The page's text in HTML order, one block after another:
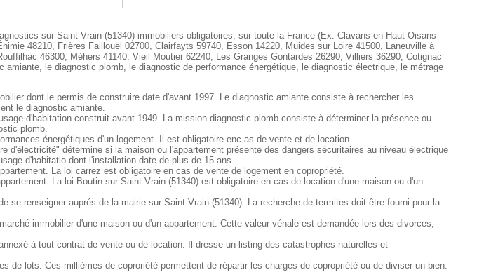
sur Saint Vrain (51340) immobiliers obligatoires, sur toute la France (Ex: Clavans en Haut Oisans
48210, Frières Faillouël 02700, Clairfayts 59740, Esson 14220, Muides sur Loire 41500, Laneuville à
46300, Méhers 41140, Vieil Moutier 62240, Les Granges Gontardes 26290, Villiers 36290, Cotignac
le diagnostic plomb, le diagnostic de performance énergétique, le diagnostic électrique, le métrage
dont le permis de construire date d'avant 1997. Le diagnostic amiante consiste à rechercher les
le diagnostic amiante.
d'habitation construit avant 1949. La mission diagnostic plomb consiste à déterminer la présence ou
plomb.
énergétiques d'un logement. Il est obligatoire enc as de vente et de location.
d'électricité" détermine si la maison ou l'appartement présente des dangers sécuritaires au niveau électrique
d'habitatio dont l'installation date de plus de 15 ans.
La loi carrez est obligatoire en cas de vente de logement en copropriété.
La loi Boutin sur Saint Vrain (51340) est obligatoire en cas de location d'une maison ou d'un
renseigner auprés de la mairie sur Saint Vrain (51340). La recherche de termites doit être fourni pour la
immobilier d'une maison ou d'un appartement. Cette valeur vénale est demandée lors des divorces,
à tout contrat de vente ou de location. Il dresse un listing des catastrophes naturelles et
de lots. Ces milliémes de coproriété permettent de répartir les charges de copropriété ou de diviser un bien.